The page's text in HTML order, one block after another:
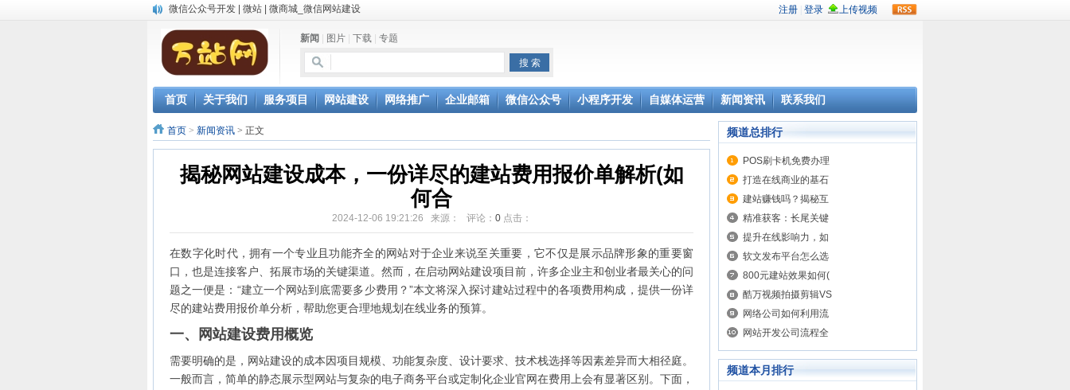
微信公众号开发 | 微站 | 微商城_微信网站建设
网站自动发布文章，AI写作软件让网站推广更轻松
微信小程序开发
新闻 图片 下载 专题
首页 关于我们 服务项目 网站建设 网络推广 企业邮箱 微信公众号 小程序开发 自媒体运营 新闻资讯 联系我们
首页 > 新闻资讯 > 正文
揭秘网站建设成本，一份详尽的建站费用报价单解析(如
何合
2024-12-06 19:21:26 来源： 评论： 0点击：
在数字化时代，拥有一个专业且功能齐全的网站对于企业来说至关重要，它不仅是展示品牌形象的重要窗
口，也是连接客户、拓展市场的关键渠道。然而，在启动网站建设项目前，许多企业主和创业者最关心的问
题之一便是：“建立一个网站到底需要多少费用？”本文将深入探讨建站过程中的各项费用构成，提供一份详
尽的建站费用报价单分析，帮助您更合理地规划在线业务的预算。
一、网站建设费用概览
需要明确的是，网站建设的成本因项目规模、功能复杂度、设计要求、技术栈选择等因素差异而大相径庭。
一般而言，简单的静态展示型网站与复杂的电子商务平台或定制化企业官网在费用上会有显著区别。下面，
频道总排行
POS刷卡机免费办理
打造在线商业的基石
建站赚钱吗？揭秘互
精准获客：长尾关键
提升在线影响力，如
软文发布平台怎么选
800元建站效果如何(
酷万视频拍摄剪辑VS
网络公司如何利用流
网站开发公司流程全
频道本月排行